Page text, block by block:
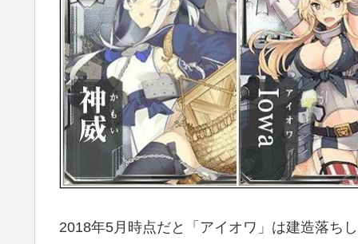
2018年5月時点だと「アイオワ」は建造落ち